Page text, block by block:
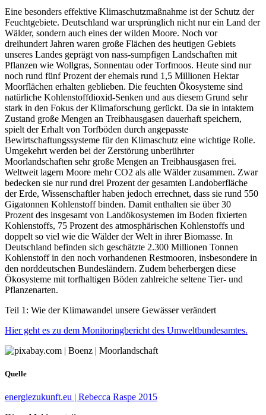
Eine besonders effektive Klimaschutzmaßnahme ist der Schutz der
Feuchtgebiete. Deutschland war ursprünglich nicht nur ein Land der
Wälder, sondern auch eines der wilden Moore. Noch vor
dreihundert Jahren waren große Flächen des heutigen Gebiets
unseres Landes geprägt von nass-sumpfigen Landschaften mit
Pflanzen wie Wollgras, Sonnentau oder Torfmoos. Heute sind nur
noch rund fünf Prozent der ehemals rund 1,5 Millionen Hektar
Moorflächen erhalten geblieben. Die feuchten Ökosysteme sind
natürliche Kohlenstoffdioxid-Senken und aus diesem Grund sehr
stark in den Fokus der Klimaforschung gerückt. Da sie in intaktem
Zustand große Mengen an Treibhausgasen dauerhaft speichern,
spielt der Erhalt von Torfböden durch angepasste
Bewirtschaftungssysteme für den Klimaschutz eine wichtige Rolle.
Umgekehrt werden bei der Zerstörung unberührter
Moorlandschaften sehr große Mengen an Treibhausgasen frei.
Weltweit lagern Moore mehr CO2 als alle Wälder zusammen. Zwar
bedecken sie nur rund drei Prozent der gesamten Landoberfläche
der Erde, Wissenschaftler haben jedoch errechnet, dass sie rund 550
Gigatonnen Kohlenstoff binden. Damit enthalten sie über 30
Prozent des insgesamt von Landökosystemen im Boden fixierten
Kohlenstoffs, 75 Prozent des atmosphärischen Kohlenstoffs und
doppelt so viel wie die Wälder der Welt in ihrer Biomasse. In
Deutschland befinden sich geschätzte 2.300 Millionen Tonnen
Kohlenstoff in den noch vorhandenen Restmooren, insbesondere in
den norddeutschen Bundesländern. Zudem beherbergen diese
Ökosysteme mit torfhaltigen Böden zahlreiche seltene Tier- und
Pflanzenarten.
Teil 1: Wie der Klimawandel unsere Gewässer verändert
Hier geht es zu dem Monitoringbericht des Umweltbundesamtes.
Quelle
energiezukunft.eu | Rebecca Raspe 2015